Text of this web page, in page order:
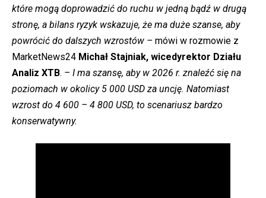
które mogą doprowadzić do ruchu w jedną bądź w drugą
stronę, a bilans ryzyk wskazuje, że ma duże szanse, aby
powrócić do dalszych wzrostów – mówi w rozmowie z
MarketNews24 Michał Stajniak, wicedyrektor Działu
Analiz XTB. – I ma szansę, aby w 2026 r. znaleźć się na
poziomach w okolicy 5 000 USD za uncję. Natomiast
wzrost do 4 600 – 4 800 USD, to scenariusz bardzo
konserwatywny.